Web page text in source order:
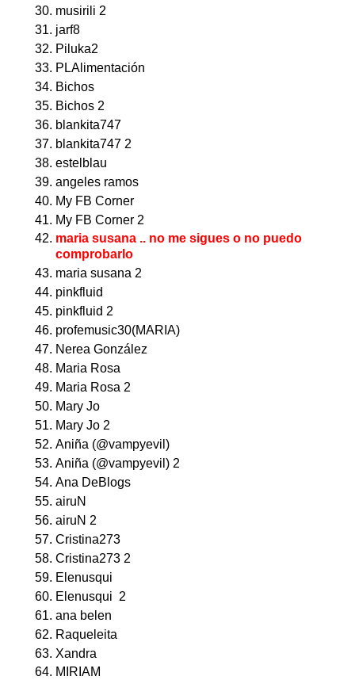
musirili 2
jarf8
Piluka2
PLAlimentación
Bichos
Bichos 2
blankita747
blankita747 2
estelblau
angeles ramos
My FB Corner
My FB Corner 2
maria susana .. no me sigues o no puedo
comprobarlo
maria susana 2
pinkfluid
pinkfluid 2
profemusic30(MARIA)
Nerea González
Maria Rosa
Maria Rosa 2
Mary Jo
Mary Jo 2
Aniña (@vampyevil)
Aniña (@vampyevil) 2
Ana DeBlogs
airuN
airuN 2
Cristina273
Cristina273 2
Elenusqui
Elenusqui 2
ana belen
Raqueleita
Xandra
MIRIAM